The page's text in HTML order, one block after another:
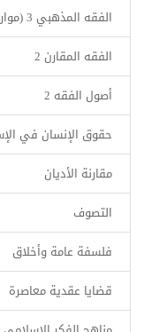
الفقه المذهبي 3 (مواريث وأحوال شخصية)ـ
الفقه المقارن 2
أصول الفقه 2
حقوق الإنسان في
مقارنة الأديان
التصوف
فلسفة عامة وأخلاق
قضايا عقدية معاصرة